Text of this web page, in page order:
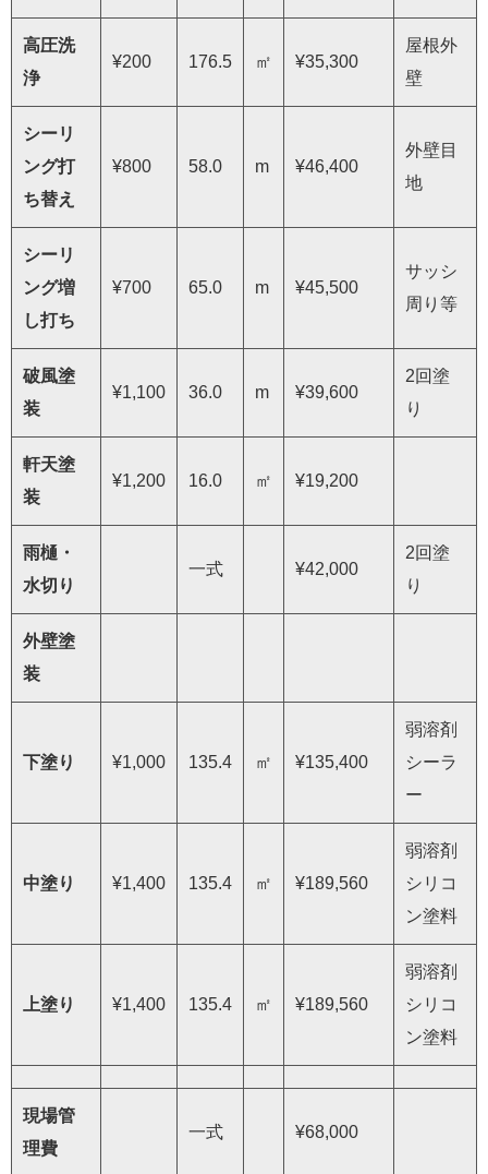
高圧洗
浄
¥200 176.5 ㎡ ¥35,300
屋根外
壁
シーリ
ング打
ち替え
¥800 58.0 m ¥46,400
外壁目
地
シーリ
ング増
し打ち
¥700 65.0 m ¥45,500
サッシ
周り等
破風塗
装
¥1,100 36.0 m ¥39,600
2回塗
り
軒天塗
装
¥1,200 16.0 ㎡ ¥19,200
雨樋・
水切り
一式 ¥42,000
2回塗
り
外壁塗
装
下塗り ¥1,000 135.4 ㎡ ¥135,400
弱溶剤
シーラ
ー
中塗り ¥1,400 135.4 ㎡ ¥189,560
弱溶剤
シリコ
ン塗料
上塗り ¥1,400 135.4 ㎡ ¥189,560
弱溶剤
シリコ
ン塗料
現場管
理費
一式 ¥68,000